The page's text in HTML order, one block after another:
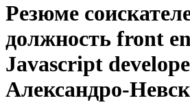
Резюме
должность front
Javascript
Александро-